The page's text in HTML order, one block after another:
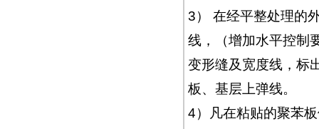
3） 在经平整处理的
线，（增加水平控制
变形缝及宽度线，标
板、基层上弹线。
4）凡在粘贴的聚苯